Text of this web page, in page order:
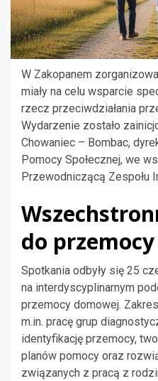
W Zakopanem
miały na celu wsparcie
rzecz przeciwdziałania
Wydarzenie zostało
Chowaniec – Bombac,
Pomocy Społecznej, we
Przewodniczącą Zespołu
do
Spotkania odbyły się 25
na interdyscyplinarnym
przemocy domowej.
m.in. pracę grup
identyfikację przemocy,
planów pomocy oraz
związanych z pracą z